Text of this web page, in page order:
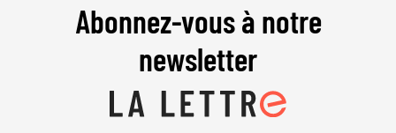
Abonnez-vous à notre
newsletter